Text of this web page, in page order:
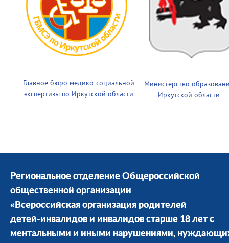
Главное бюро медико-социальной
экспертизы по Иркутской области
Министерство
Иркутской области
Региональное отделение Общероссийской
общественной организации
«Всероссийская организация родителей
детей-инвалидов и инвалидов старше 18 лет с
ментальными и иными нарушениями,